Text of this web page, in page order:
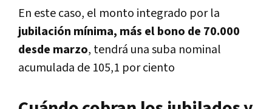
En este caso, el monto integrado por la
jubilación mínima, más el bono de 70.000
desde marzo, tendrá una suba nominal
acumulada de 105,1 por ciento